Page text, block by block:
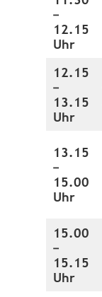
–
12.15
Uhr
12.15
–
13.15
Uhr
13.15
–
15.00
Uhr
15.00
–
15.15
Uhr